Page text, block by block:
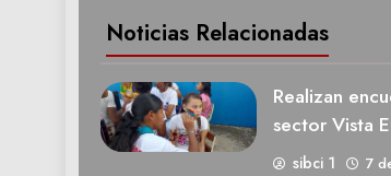
Noticias Relacionadas
Realizan
sector Vista
sibci 1 7